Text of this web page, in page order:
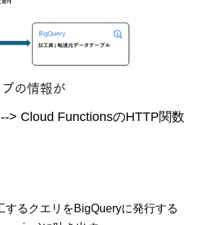
の情報が
> Cloud FunctionsのHTTP関数
するクエリをBigQueryに発行する